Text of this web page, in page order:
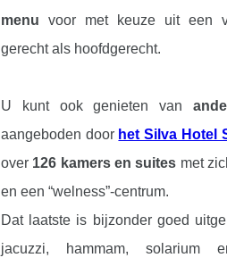
menu voor met keuze uit een
gerecht als hoofdgerecht.
U kunt ook genieten van
aangeboden door het Silva Hotel
over 126 kamers en suites met
en een “welness”-centrum.
Dat laatste is bijzonder goed
jacuzzi, hammam,